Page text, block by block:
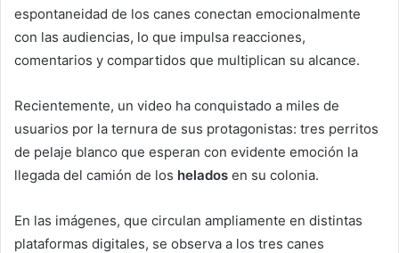
espontaneidad de los canes conectan emocionalmente
con las audiencias, lo que impulsa reacciones,
comentarios y compartidos que multiplican su alcance.
Recientemente, un video ha conquistado a miles de
usuarios por la ternura de sus protagonistas: tres perritos
de pelaje blanco que esperan con evidente emoción la
llegada del camión de los helados en su colonia.
En las imágenes, que circulan ampliamente en distintas
plataformas digitales, se observa a los tres canes